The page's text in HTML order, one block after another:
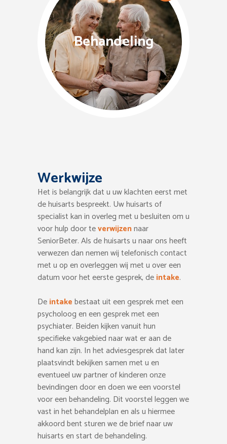
Behandeling
Werkwijze
Het is belangrijk dat u uw klachten eerst met
de huisarts bespreekt. Uw huisarts of
specialist kan in overleg met u besluiten om u
voor hulp door teverwijzennaar
SeniorBeter. Als de huisarts u naar ons heeft
verwezen dan nemen wij telefonisch contact
met u op en overleggen wij met u over een
datum voor het eerste gesprek, deintake.
Deintakebestaat uit een gesprek met een
psycholoog en een gesprek met een
psychiater. Beiden kijken vanuit hun
specifieke vakgebied naar wat er aan de
hand kan zijn. In het adviesgesprek dat later
plaatsvindt bekijken samen met u en
eventueel uw partner of kinderen onze
bevindingen door en doen we een voorstel
voor een behandeling. Dit voorstel leggen we
vast in het behandelplan en als u hiermee
akkoord bent sturen we de brief naar uw
huisarts en start de behandeling.